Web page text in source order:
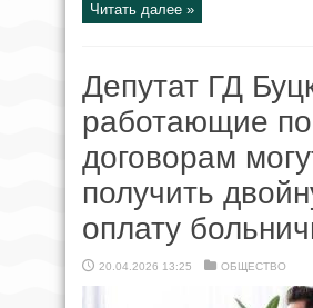
Читать далее »
Депутат ГД
работающие
договорам
получить
оплату
20.04.2026 13:25 ОБЩЕСТВО